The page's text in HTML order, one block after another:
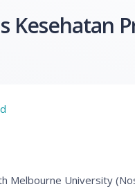
Kesehatan
Melbourne University